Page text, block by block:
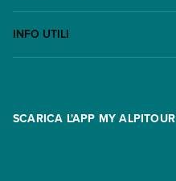
Lavora con noi
Contatti
Assicurazioni
Escursioni
INFO UTILI
FAQ
Condizioni generali di contratto
SCARICA L'APP MY ALPITOUR